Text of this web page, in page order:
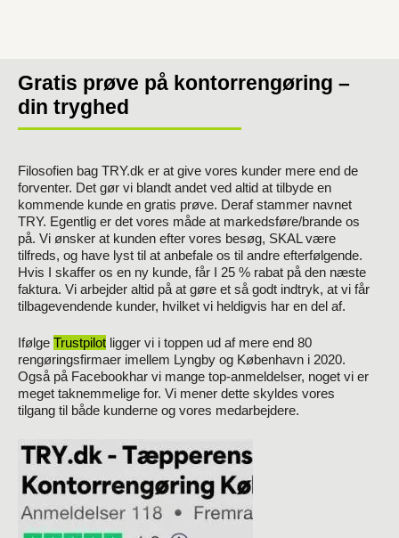
Gratis prøve på kontorrengøring –
din tryghed
Filosofien bag TRY.dk er at give vores kunder mere end de
forventer. Det gør vi blandt andet ved altid at tilbyde en
kommende kunde en gratis prøve. Deraf stammer navnet
TRY. Egentlig er det vores måde at markedsføre/brande os
på. Vi ønsker at kunden efter vores besøg, SKAL være
tilfreds, og have lyst til at anbefale os til andre efterfølgende.
Hvis I skaffer os en ny kunde, får I 25 % rabat på den næste
faktura. Vi arbejder altid på at gøre et så godt indtryk, at vi får
tilbagevendende kunder, hvilket vi heldigvis har en del af.
Ifølge Trustpilot ligger vi i toppen ud af mere end 80
rengøringsfirmaer imellem Lyngby og København i 2020.
Også på Facebookhar vi mange top-anmeldelser, noget vi er
meget taknemmelige for. Vi mener dette skyldes vores
tilgang til både kunderne og vores medarbejdere.